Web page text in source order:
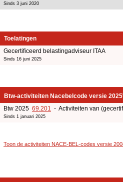
Sinds 3 juni 2020
Toelatingen
Gecertificeerd belastingadviseur ITAA
Sinds 16 juni 2025
Btw-activiteiten Nacebelcode versie 2025
Btw 2025 69.201 - Activiteiten van
Sinds 1 januari 2025
Toon de activiteiten NACE-BEL-codes versie